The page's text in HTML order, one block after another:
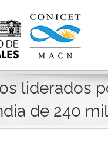
liderados
de 240